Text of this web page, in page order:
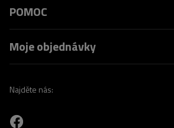
POMOC
Moje objednávky
Najděte nás: